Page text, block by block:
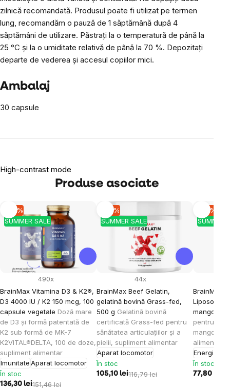
zilnică recomandată. Produsul poate fi utilizat pe termen
lung, recomandăm o pauză de 1 săptămână după 4
săptămâni de utilizare. Păstrați la o temperatură de până la
25 °C și la o umiditate relativă de până la 70 %. Depozitați
departe de vederea și accesul copiilor mici.
Ambalaj
30 capsule
High-contrast mode
Produse asociate
SUMMER SALE
-10 %
BrainMax Vitamina D3 & K2®,
D3 4000 IU / K2 150 mcg, 100
capsule vegetale Doză mare
de D3 și formă patentată de
K2 sub formă de MK-7
K2VITAL®DELTA, 100 de doze,
supliment alimentar
ImunitateAparat locomotor
490x
În stoc
136,30 lei151,46 lei
SUMMER SALE
-10 %
BrainMax Beef Gelatin,
gelatină bovină Grass-fed,
500 g Gelatină bovină
certificată Grass-fed pentru
sănătatea articulațiilor și a
pielii, supliment alimentar
Aparat locomotor
44x
În stoc
105,10 lei116,79 lei
SUMMER
-10 %
BrainMax
Liposomal
mango,
pentru
mango, 30
alimentar
Energie
În stoc
77,80 lei